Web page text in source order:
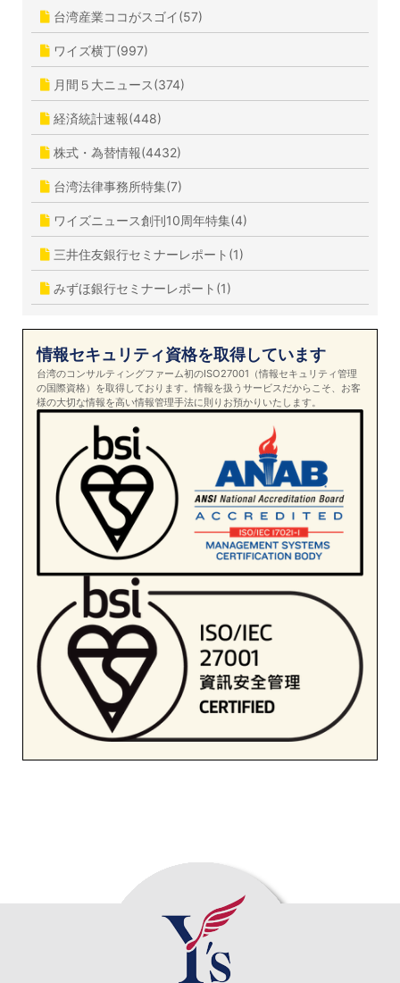
台湾産業ココがスゴイ(57)
ワイズ横丁(997)
月間５大ニュース(374)
経済統計速報(448)
株式・為替情報(4432)
台湾法律事務所特集(7)
ワイズニュース創刊10周年特集(4)
三井住友銀行セミナーレポート(1)
みずほ銀行セミナーレポート(1)
情報セキュリティ資格を取得しています
台湾のコンサルティングファーム初のISO27001（情報セキュリティ管理
の国際資格）を取得しております。情報を扱うサービスだからこそ、お客
様の大切な情報を高い情報管理手法に則りお預かりいたします。